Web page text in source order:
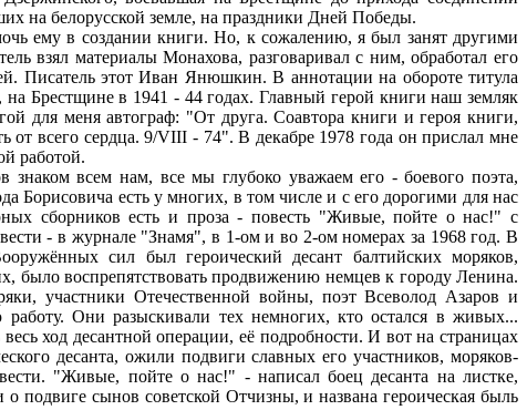
на белорусской земле, на праздники Дней Победы.
ему в создании книги. Но, к сожалению, я был занят другими
взял материалы Монахова, разговаривал с ним, обработал его
Писатель этот Иван Янюшкин. В аннотации на обороте титула
Брестщине в 1941 - 44 годах. Главный герой книги наш земляк
для меня автограф: "От друга. Соавтора книги и героя книги,
всего сердца. 9/VIII - 74". В декабре 1978 года он прислал мне
работой.
всем нам, все мы глубоко уважаем его - боевого поэта,
Борисовича есть у многих, в том числе и с его дорогими для нас
сборников есть и проза - повесть "Живые, пойте о нас!" с
- в журнале "Знамя", в 1-ом и во 2-ом номерах за 1968 год. В
сил был героический десант балтийских моряков,
было воспрепятствовать продвижению немцев к городу Ленина.
участники Отечественной войны, поэт Всеволод Азаров и
Они разыскивали тех немногих, кто остался в живых...
ход десантной операции, её подробности. И вот на страницах
десанта, ожили подвиги славных его участников, моряков-
"Живые, пойте о нас!" - написал боец десанта на листке,
сынов советской Отчизны, и названа героическая быль